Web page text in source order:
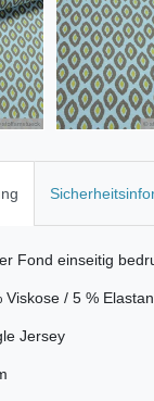
Fond einseitig
Viskose / 5 % Elastan
Jersey